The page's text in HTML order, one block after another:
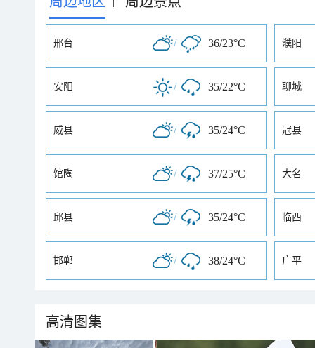
邢台 / 36/23°C 濮阳
安阳 / 35/22°C 聊城
威县 / 35/24°C 冠县
馆陶 / 37/25°C 大名
邱县 / 35/24°C 临西
邯郸 / 38/24°C 广平
高清图集